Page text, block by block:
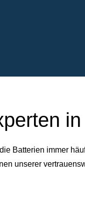
Batterien immer
unserer